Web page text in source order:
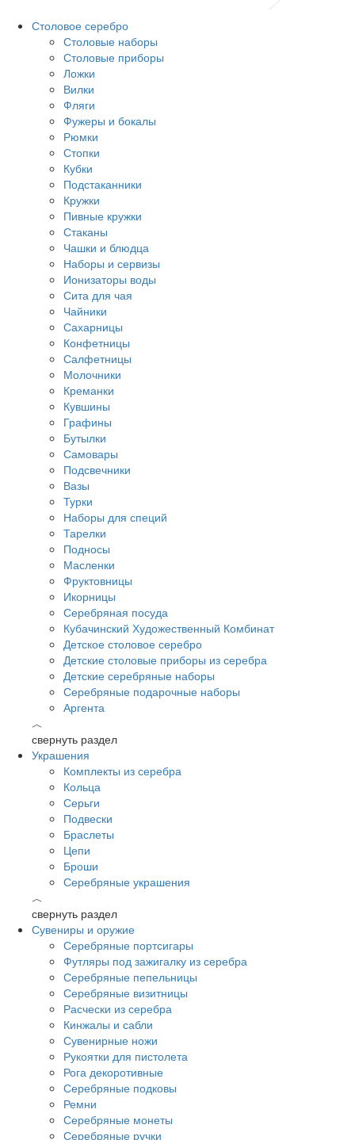
Столовое серебро
Столовые наборы
Столовые приборы
Ложки
Вилки
Фляги
Фужеры и бокалы
Рюмки
Стопки
Кубки
Подстаканники
Кружки
Пивные кружки
Стаканы
Чашки и блюдца
Наборы и сервизы
Ионизаторы воды
Сита для чая
Чайники
Сахарницы
Конфетницы
Салфетницы
Молочники
Креманки
Кувшины
Графины
Бутылки
Самовары
Подсвечники
Вазы
Турки
Наборы для специй
Тарелки
Подносы
Масленки
Фруктовницы
Икорницы
Серебряная посуда
Кубачинский Художественный Комбинат
Детское столовое серебро
Детские столовые приборы из серебра
Детские серебряные наборы
Серебряные подарочные наборы
Аргента
︿
свернуть раздел
Украшения
Комплекты из серебра
Кольца
Серьги
Подвески
Браслеты
Цепи
Броши
Серебряные украшения
︿
свернуть раздел
Сувениры и оружие
Серебряные портсигары
Футляры под зажигалку из серебра
Серебряные пепельницы
Серебряные визитницы
Расчески из серебра
Кинжалы и сабли
Сувенирные ножи
Рукоятки для пистолета
Рога декоротивные
Серебряные подковы
Ремни
Серебряные монеты
Серебряные ручки